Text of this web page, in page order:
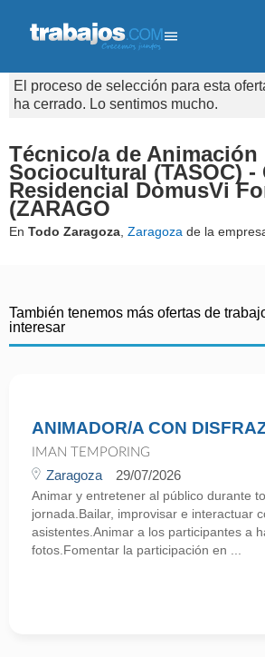
El proceso de selección para esta
ha cerrado. Lo sentimos mucho.
Técnico/a de Animación
Sociocultural (TASOC) -
Residencial DomusVi
(ZARAGO
En Todo Zaragoza Zaragoza de la
También tenemos más ofertas de
interesar
ANIMADOR/A CON
IMAN TEMPORING
Zaragoza 29/07/2026
Animar y entretener al público durante
jornada.Bailar, improvisar e interactuar
asistentes.Animar a los participantes a
fotos.Fomentar la participación en ...